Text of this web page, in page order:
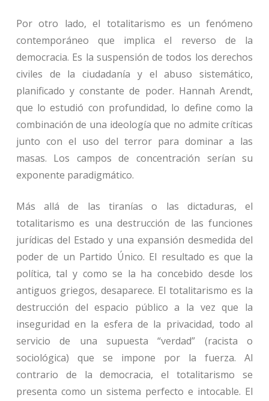
Por otro lado, el totalitarismo es un fenómeno
contemporáneo que implica el reverso de la
democracia. Es la suspensión de todos los derechos
civiles de la ciudadanía y el abuso sistemático,
planificado y constante de poder. Hannah Arendt,
que lo estudió con profundidad, lo define como la
combinación de una ideología que no admite críticas
junto con el uso del terror para dominar a las
masas. Los campos de concentración serían su
exponente paradigmático.
Más allá de las tiranías o las dictaduras, el
totalitarismo es una destrucción de las funciones
jurídicas del Estado y una expansión desmedida del
poder de un Partido Único. El resultado es que la
política, tal y como se la ha concebido desde los
antiguos griegos, desaparece. El totalitarismo es la
destrucción del espacio público a la vez que la
inseguridad en la esfera de la privacidad, todo al
servicio de una supuesta “verdad” (racista o
sociológica) que se impone por la fuerza. Al
contrario de la democracia, el totalitarismo se
presenta como un sistema perfecto e intocable. El